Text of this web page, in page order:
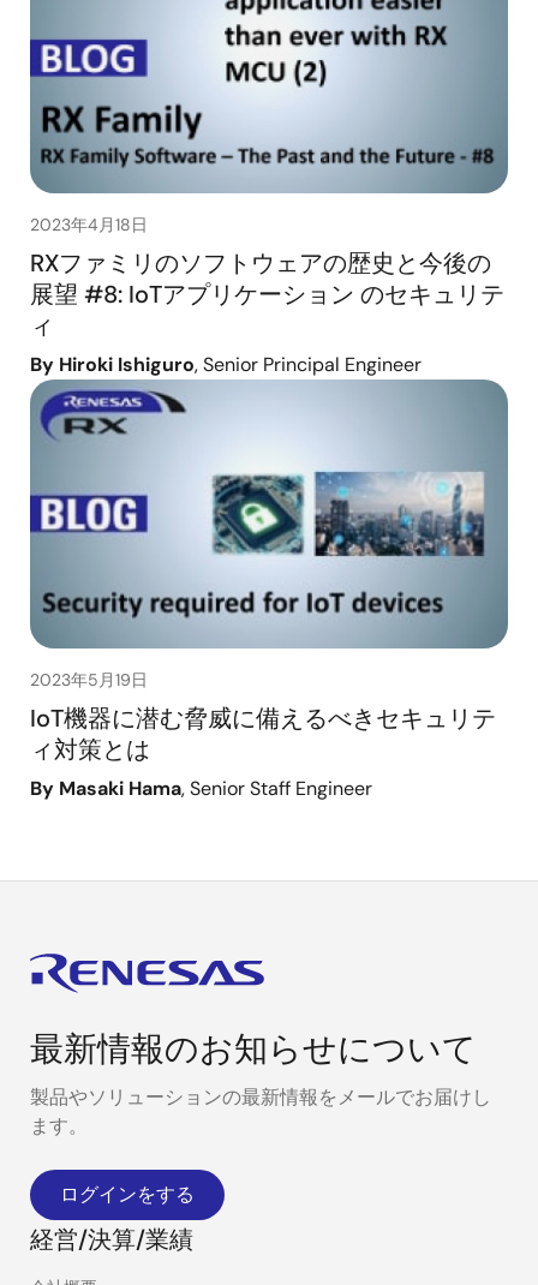
2023年4月18日
RXファミリのソフトウェアの歴史と今後の
展望 #8: IoTアプリケーション のセキュリテ
ィ
By Hiroki Ishiguro, Senior Principal Engineer
2023年5月19日
IoT機器に潜む脅威に備えるべきセキュリテ
ィ対策とは
By Masaki Hama, Senior Staff Engineer
最新情報のお知らせについて
製品やソリューションの最新情報をメールでお届けし
ます。
ログインをする
経営/決算/業績